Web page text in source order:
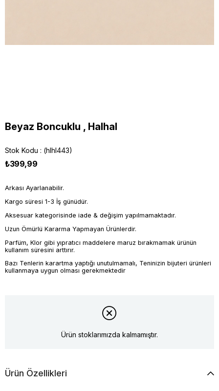
Beyaz Boncuklu , Halhal
Stok Kodu (hlhl443)
₺399,99
Arkası Ayarlanabilir.
Kargo süresi 1-3 İş günüdür.
Aksesuar kategorisinde iade & değişim yapılmamaktadır.
Uzun Ömürlü Kararma Yapmayan Ürünlerdir.
Parfüm, Klor gibi yıpratıcı maddelere maruz bırakmamak ürünün
kullanım süresini arttırır.
Bazı Tenlerin karartma yaptığı unutulmamalı, Teninizin bijuteri ürünleri
kullanmaya uygun olması gerekmektedir
Ürün stoklarımızda kalmamıştır.
Ürün Özellikleri